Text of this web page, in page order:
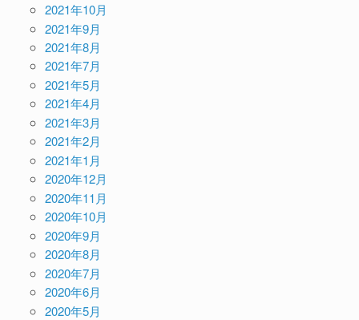
2021年10月
2021年9月
2021年8月
2021年7月
2021年5月
2021年4月
2021年3月
2021年2月
2021年1月
2020年12月
2020年11月
2020年10月
2020年9月
2020年8月
2020年7月
2020年6月
2020年5月